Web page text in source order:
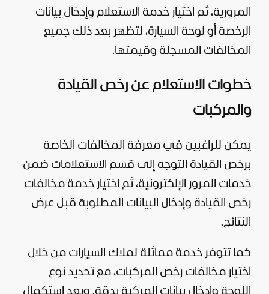
المرورية، ثم اختيار خدمة الاستعلام وإدخال بيانات
الرخصة أو لوحة السيارة، لتظهر بعد ذلك جميع
المخالفات المسجلة وقيمتها.
خطوات الاستعلام عن رخص القيادة
والمركبات
يمكن للراغبين في معرفة المخالفات الخاصة
برخص القيادة التوجه إلى قسم الاستعلامات ضمن
خدمات المرور الإلكترونية، ثم اختيار خدمة مخالفات
رخص القيادة وإدخال البيانات المطلوبة قبل عرض
النتائج.
كما تتوفر خدمة مماثلة لملاك السيارات من خلال
اختيار مخالفات رخص المركبات، مع تحديد نوع
اللوحة وإدخال بيانات المركبة بدقة. وبعد استكمال